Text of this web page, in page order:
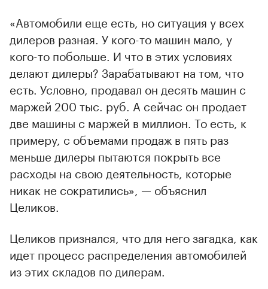
«Автомобили еще есть, но ситуация у всех
дилеров разная. У кого-то машин мало, у
кого-то побольше. И что в этих условиях
делают дилеры? Зарабатывают на том, что
есть. Условно, продавал он десять машин с
маржей 200 тыс. руб. А сейчас он продает
две машины с маржей в миллион. То есть, к
примеру, с объемами продаж в пять раз
меньше дилеры пытаются покрыть все
расходы на свою деятельность, которые
никак не сократились», — объяснил
Целиков.
Целиков признался, что для него загадка, как
идет процесс распределения автомобилей
из этих складов по дилерам.